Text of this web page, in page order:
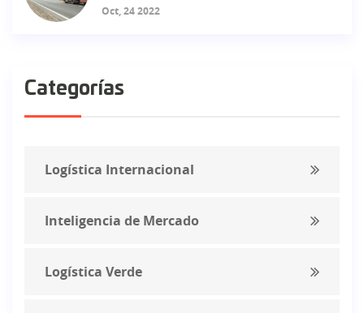
Oct, 24 2022
Categorías
Logística Internacional
Inteligencia de Mercado
Logística Verde